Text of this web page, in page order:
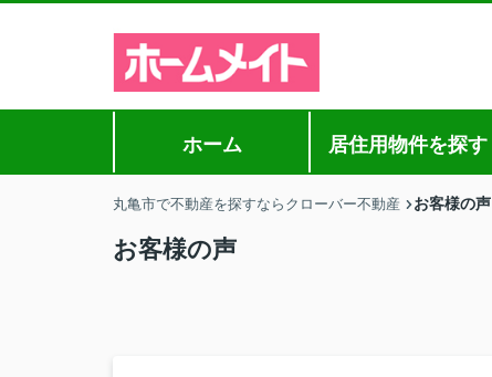
ホーム 居住用物件を探す
丸亀市で不動産を探すならクローバー不動産 お客様の声
お客様の声